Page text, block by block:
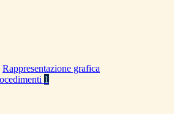
Rappresentazione grafica
1